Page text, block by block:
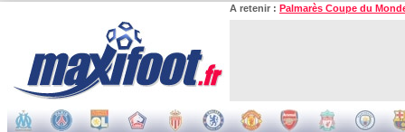
A retenir : Palmarès Coupe du